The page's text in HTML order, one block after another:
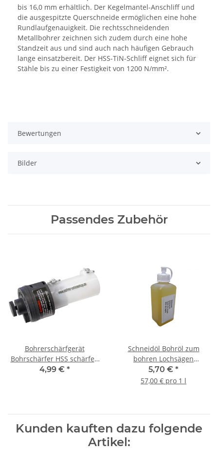
bis 16,0 mm erhältlich. Der Kegelmantel-Anschliff und
die ausgespitzte Querschneide ermöglichen eine hohe
Rundlaufgenauigkeit. Die rechtsschneidenden
Metallbohrer zeichnen sich zudem durch eine hohe
Standzeit aus und sind auch nach häufigen Gebrauch
lange einsatzbereit. Der HSS-TiN-Schliff eignet sich für
Stähle bis zu einer Festigkeit von 1200 N/mm².
Bewertungen
Bilder
Passendes Zubehör
Bohrerschärfgerät
Bohrschärfer HSS schärfen
Ø 3-10 mm
4,99 € *
Schneidöl Bohröl zum
bohren Lochsägen
Metallbohrer 100ml
5,70 € *
57,00 € pro 1 l
Kunden kauften dazu folgende
Artikel: